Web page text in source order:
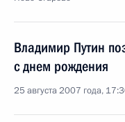
Владимир Путин
с днем рождения
25 августа 2007 года,